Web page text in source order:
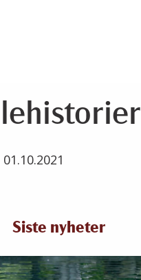
01.10.2021
Siste nyheter